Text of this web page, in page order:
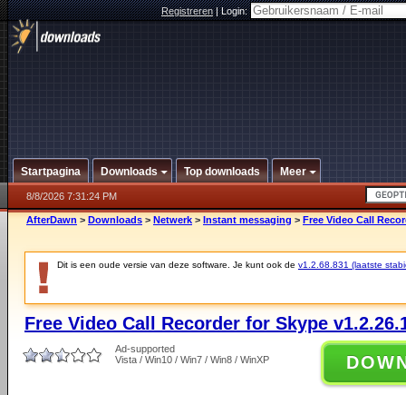
Registreren|Login:
Startpagina Downloads Top downloads Meer
8/8/2026 7:31:24 PM
AfterDawn > Downloads > Netwerk > Instant messaging > Free Video Call
Dit is een oude versie van deze software. Je kunt ook de v1.2.68.831 (laatste
Free Video Call Recorder for Skype
Ad-supported
Vista / Win10 / Win7 / Win8 / WinXP